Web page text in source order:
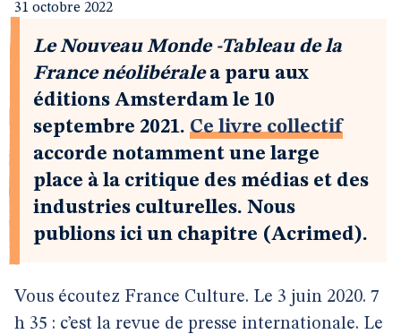
31 octobre 2022
Le Nouveau Monde -Tableau de la
France néolibéralea paru aux
éditions Amsterdam le 10
septembre 2021. Ce livre collectif
accorde notamment une large
place à la critique des médias et des
industries culturelles. Nous
publions ici un chapitre (Acrimed).
Vous écoutez France Culture. Le 3 juin 2020. 7
h 35 : c’est la revue de presse internationale. Le